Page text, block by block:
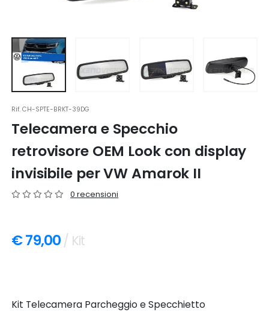
Rif.CH-SPTE-BRKT-39DG
Telecamera e Specchio
retrovisore OEM Look con display
invisibile per VW Amarok II
0 recensioni
€ 79,00 / Kit
Kit Telecamera Parcheggio e Specchietto